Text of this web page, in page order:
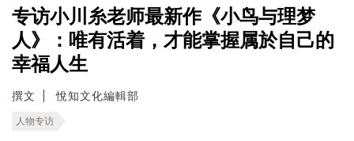
专访小川糸老师最新作《小鸟与理梦
人》：唯有活着，才能掌握属於自己的
幸福人生
撰文 悅知文化編輯部
人物专访